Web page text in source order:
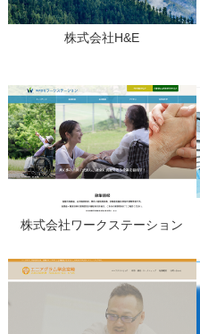
株式会社H&E
株式会社ワークステーション